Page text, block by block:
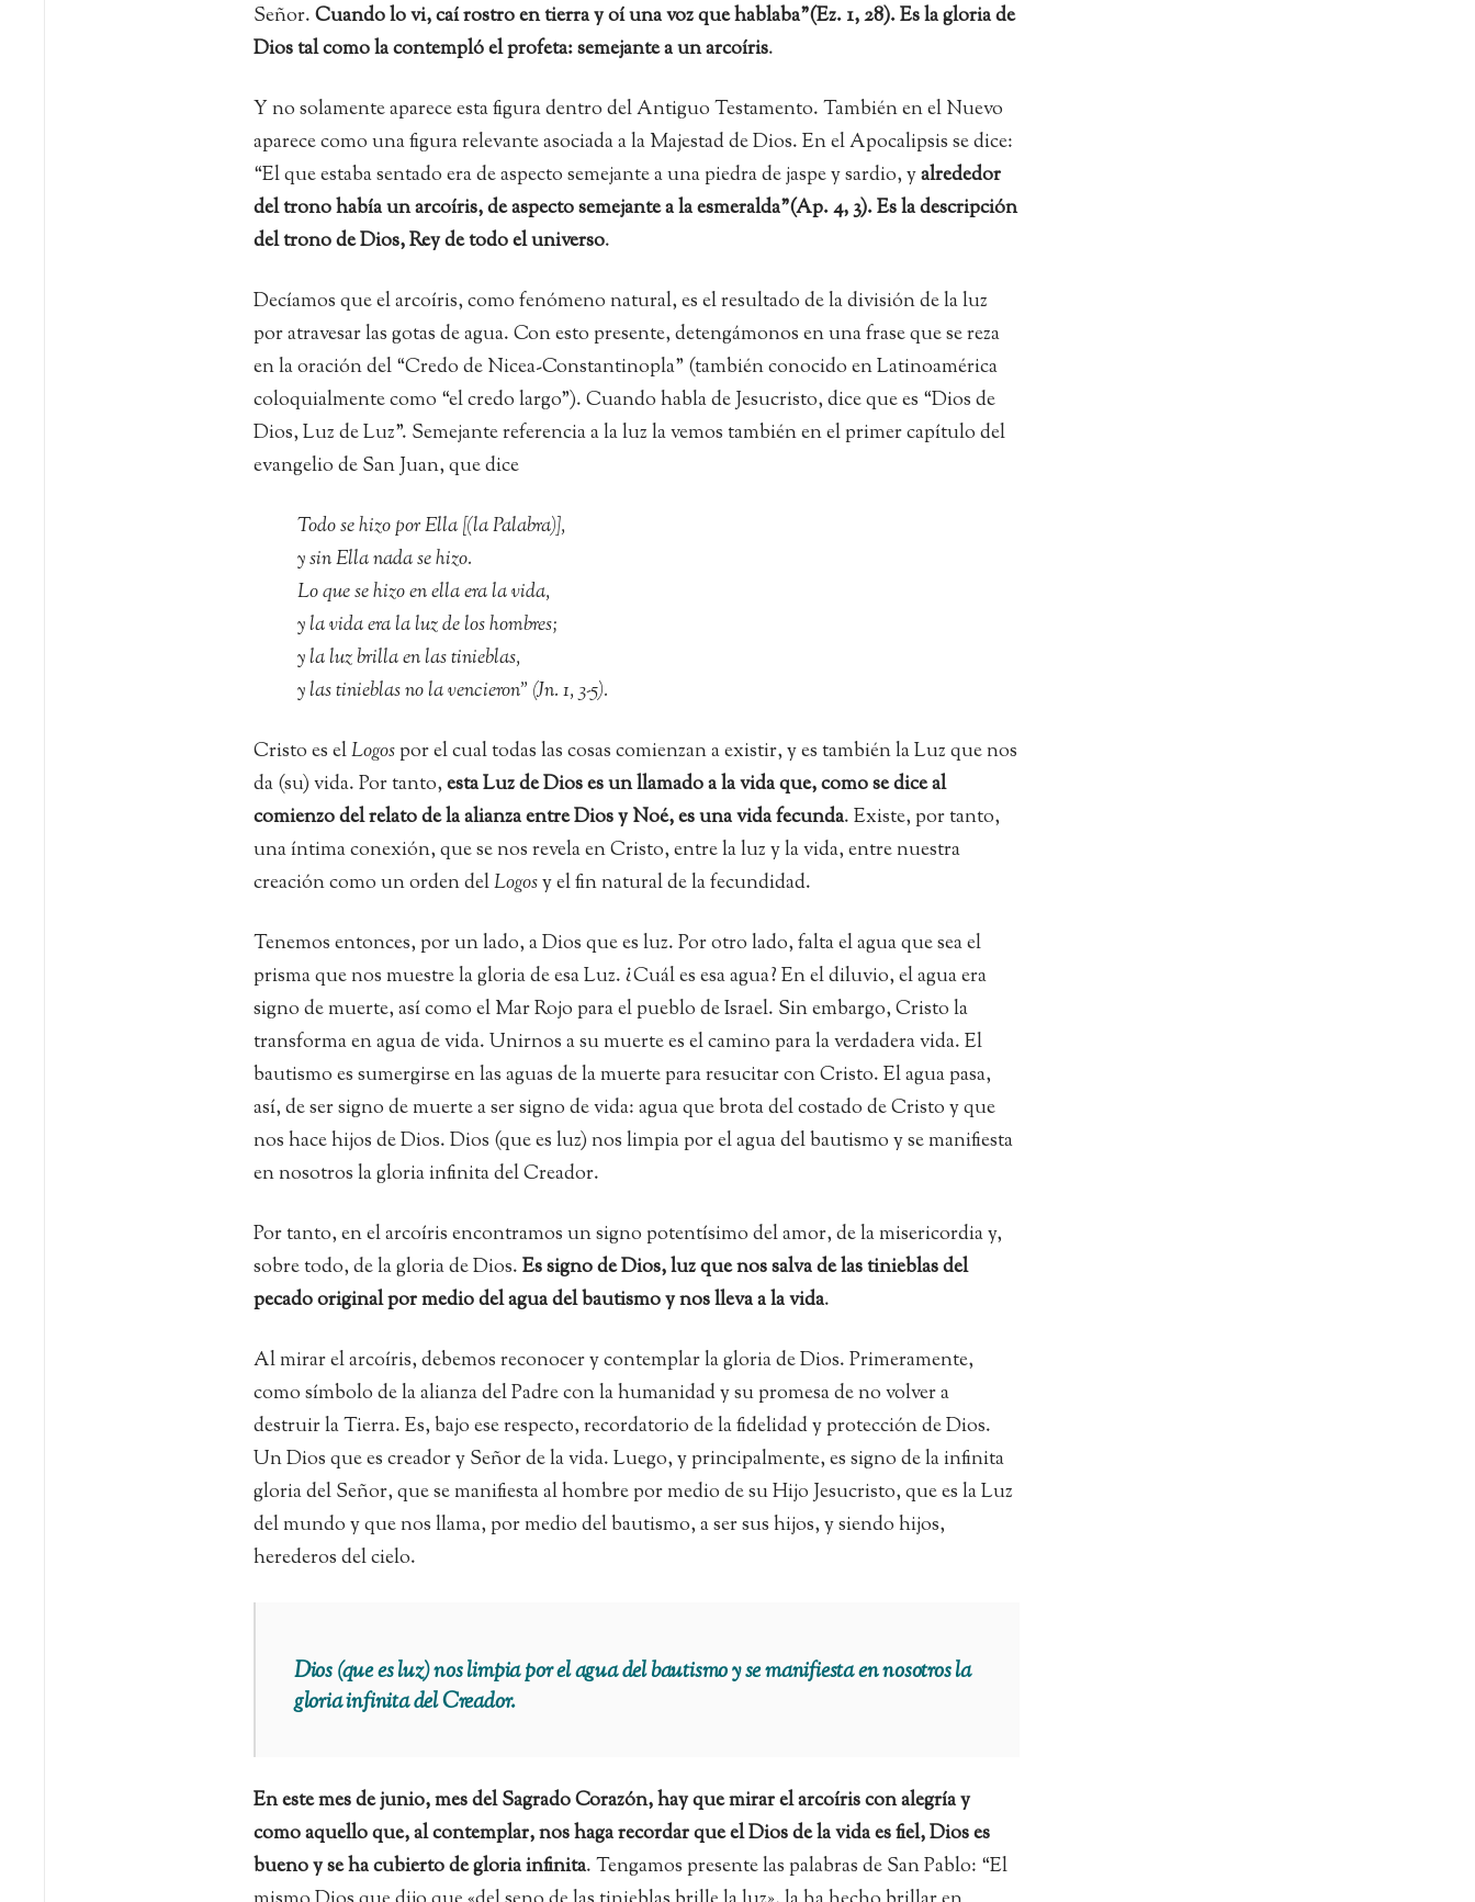
Señor.Cuando lo vi, caí rostro en tierra y oí una voz que hablaba”(Ez. 1, 28). Es la gloria de
Dios tal como la contempló el profeta: semejante a un arcoíris.
Y no solamente aparece esta figura dentro del Antiguo Testamento. También en el Nuevo
aparece como una figura relevante asociada a la Majestad de Dios. En el Apocalipsis se dice:
“El que estaba sentado era de aspecto semejante a una piedra de jaspe y sardio, yalrededor
del trono había un arcoíris, de aspecto semejante a la esmeralda”(Ap. 4, 3). Es la descripción
del trono de Dios, Rey de todo el universo.
Decíamos que el arcoíris, como fenómeno natural, es el resultado de la división de la luz
por atravesar las gotas de agua. Con esto presente, detengámonos en una frase que se reza
en la oración del “Credo de Nicea-Constantinopla” (también conocido en Latinoamérica
coloquialmente como “el credo largo”). Cuando habla de Jesucristo, dice que es “Dios de
Dios, Luz de Luz”. Semejante referencia a la luz la vemos también en el primer capítulo del
evangelio de San Juan, que dice
Todo se hizo por Ella [(la Palabra)],
y sin Ella nada se hizo.
Lo que se hizo en ella era la vida,
y la vida era la luz de los hombres;
y la luz brilla en las tinieblas,
y las tinieblas no la vencieron” (Jn. 1, 3-5).
Cristo es elLogospor el cual todas las cosas comienzan a existir, y es también la Luz que nos
da (su) vida. Por tanto,esta Luz de Dios es un llamado a la vida que, como se dice al
comienzo del relato de la alianza entre Dios y Noé, es una vida fecunda. Existe, por tanto,
una íntima conexión, que se nos revela en Cristo, entre la luz y la vida, entre nuestra
creación como un orden delLogosy el fin natural de la fecundidad.
Tenemos entonces, por un lado, a Dios que es luz. Por otro lado, falta el agua que sea el
prisma que nos muestre la gloria de esa Luz. ¿Cuál es esa agua? En el diluvio, el agua era
signo de muerte, así como el Mar Rojo para el pueblo de Israel. Sin embargo, Cristo la
transforma en agua de vida. Unirnos a su muerte es el camino para la verdadera vida. El
bautismo es sumergirse en las aguas de la muerte para resucitar con Cristo. El agua pasa,
así, de ser signo de muerte a ser signo de vida: agua que brota del costado de Cristo y que
nos hace hijos de Dios. Dios (que es luz) nos limpia por el agua del bautismo y se manifiesta
en nosotros la gloria infinita del Creador.
Por tanto, en el arcoíris encontramos un signo potentísimo del amor, de la misericordia y,
sobre todo, de la gloria de Dios.Es signo de Dios, luz que nos salva de las tinieblas del
pecado original por medio del agua del bautismo y nos lleva a la vida.
Al mirar el arcoíris, debemos reconocer y contemplar la gloria de Dios. Primeramente,
como símbolo de la alianza del Padre con la humanidad y su promesa de no volver a
destruir la Tierra. Es, bajo ese respecto, recordatorio de la fidelidad y protección de Dios.
Un Dios que es creador y Señor de la vida. Luego, y principalmente, es signo de la infinita
gloria del Señor, que se manifiesta al hombre por medio de su Hijo Jesucristo, que es la Luz
del mundo y que nos llama, por medio del bautismo, a ser sus hijos, y siendo hijos,
herederos del cielo.
Dios (que es luz) nos limpia por el agua del bautismo y se manifiesta en nosotros la
gloria infinita del Creador.
En este mes de junio, mes del Sagrado Corazón, hay que mirar el arcoíris con alegría y
como aquello que, al contemplar, nos haga recordar que el Dios de la vida es fiel, Dios es
bueno y se ha cubierto de gloria infinita. Tengamos presente las palabras de San Pablo: “El